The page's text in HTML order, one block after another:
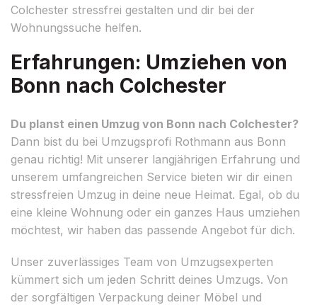
Colchester stressfrei gestalten und dir bei der
Wohnungssuche helfen.
Erfahrungen: Umziehen von
Bonn nach Colchester
Du planst einen Umzug von Bonn nach Colchester?
Dann bist du bei Umzugsprofi Rothmann aus Bonn
genau richtig! Mit unserer langjährigen Erfahrung und
unserem umfangreichen Service bieten wir dir einen
stressfreien Umzug in deine neue Heimat. Egal, ob du
eine kleine Wohnung oder ein ganzes Haus umziehen
möchtest, wir haben das passende Angebot für dich.
Unser zuverlässiges Team von Umzugsexperten
kümmert sich um jeden Schritt deines Umzugs. Von
der sorgfältigen Verpackung deiner Möbel und